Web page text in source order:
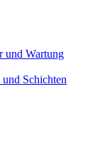
und Wartung
Schichten